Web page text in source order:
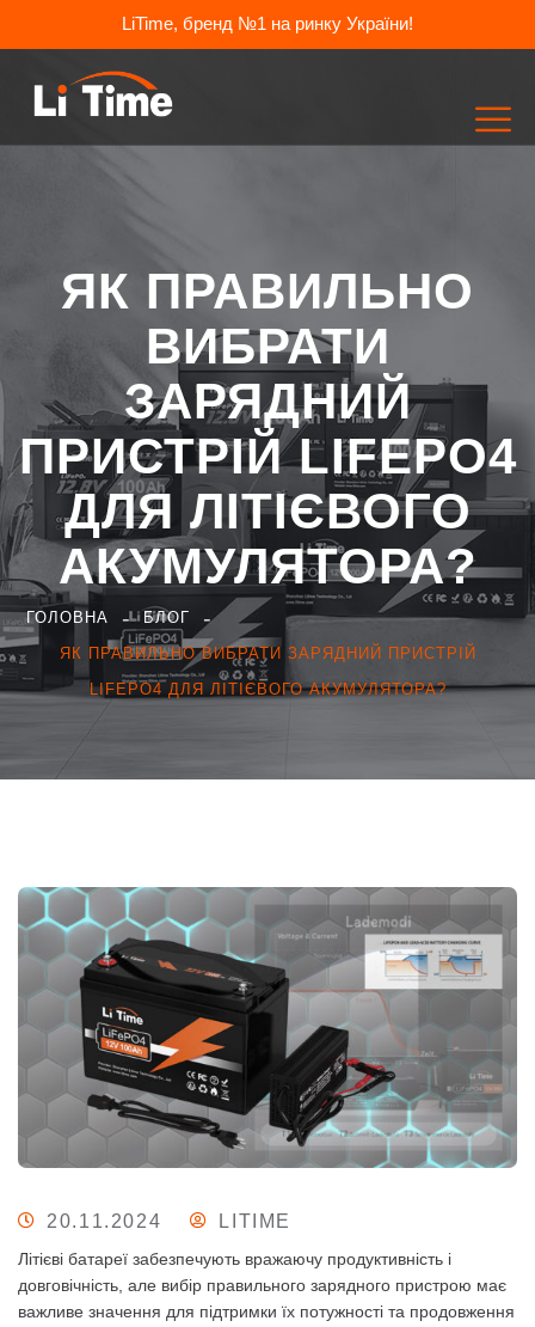
LiTime, бренд №1 на ринку України!
ЯК ПРАВИЛЬНО
ВИБРАТИ
ЗАРЯДНИЙ
ПРИСТРІЙ LIFEPO4
ДЛЯ ЛІТІЄВОГО
АКУМУЛЯТОРА?
ГОЛОВНА
БЛОГ
ЯК ПРАВИЛЬНО ВИБРАТИ ЗАРЯДНИЙ ПРИСТРІЙ
LIFEPO4 ДЛЯ ЛІТІЄВОГО АКУМУЛЯТОРА?
20.11.2024 LITIME
Літієві батареї забезпечують вражаючу продуктивність і
довговічність, але вибір правильного зарядного пристрою має
важливе значення для підтримки їх потужності та продовження